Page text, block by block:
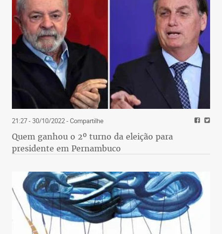
21:27 - 30/10/2022- Compartilhe
Quem ganhou o 2º turno da eleição para
presidente em Pernambuco